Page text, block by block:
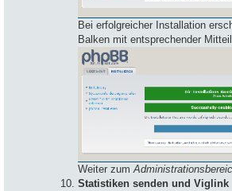
Bei erfolgreicher Installation
Balken mit entsprechender
Weiter zum
Statistiken senden und Viglink